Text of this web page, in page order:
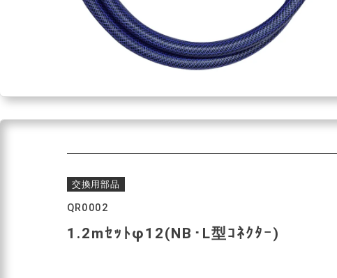
交換用部品
QR0002
1.2mｾｯﾄφ12(NB･L型ｺﾈｸﾀｰ)